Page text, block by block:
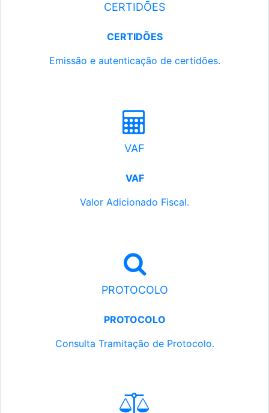
CERTIDÕES
CERTIDÕES
Emissão e autenticação de certidões.
VAF
VAF
Valor Adicionado Fiscal.
PROTOCOLO
PROTOCOLO
Consulta Tramitação de Protocolo.